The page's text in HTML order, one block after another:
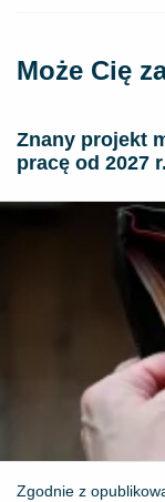
Może Cię
Znany projekt
pracę od 2027 r.
Zgodnie z